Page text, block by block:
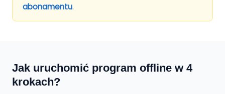
abonamentu.
Jak uruchomić program offline w 4
krokach?